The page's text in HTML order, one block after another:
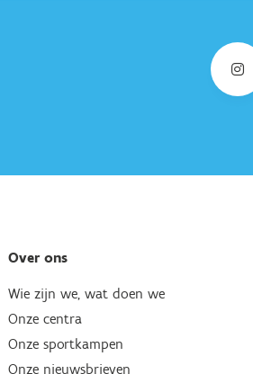
Over ons
Wie zijn we, wat doen we
Onze centra
Onze sportkampen
Onze nieuwsbrieven